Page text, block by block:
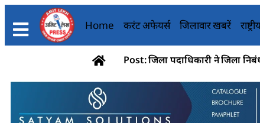
Home करंट अफेयर्स जिलावार खबरें
Post: जिला पदाधिकारी ने जिला